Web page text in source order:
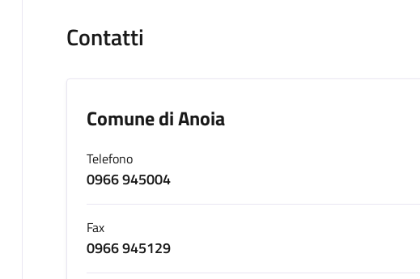
Contatti
Comune di Anoia
Telefono
0966 945004
Fax
0966 945129